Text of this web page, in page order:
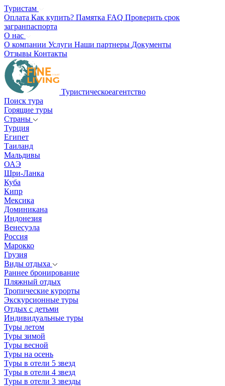
Туристам
Оплата Как купить? Памятка FAQ Проверить срок
загранпаспорта
О нас
О компании Услуги Наши партнеры Документы
Отзывы Контакты
Туристическоеагентство
Поиск тура
Горящие туры
Страны
Турция
Египет
Таиланд
Мальдивы
ОАЭ
Шри-Ланка
Куба
Кипр
Мексика
Доминикана
Индонезия
Венесуэла
Россия
Марокко
Грузия
Виды отдыха
Раннее бронирование
Пляжный отдых
Тропические курорты
Экскурсионные туры
Отдых с детьми
Индивидуальные туры
Туры летом
Туры зимой
Туры весной
Туры на осень
Туры в отели 5 звезд
Туры в отели 4 звезд
Туры в отели 3 звезды